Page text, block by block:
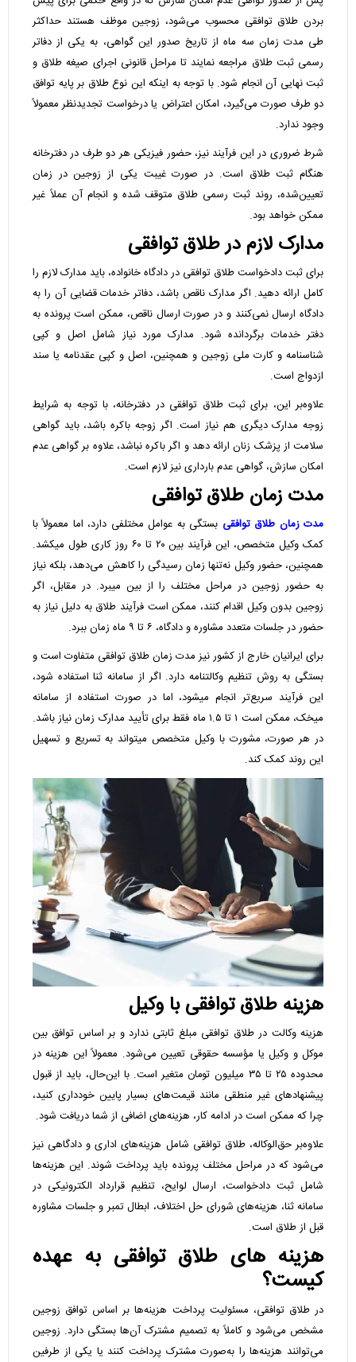
بردن طلاق توافقی محسوب می‌شود، زوجین موظف هستند حداکثر
طی مدت زمان سه ماه از تاریخ صدور این گواهی، به یکی از دفاتر
رسمی ثبت طلاق مراجعه نمایند تا مراحل قانونی اجرای صیغه طلاق و
ثبت نهایی آن انجام شود. با توجه به اینکه این نوع طلاق بر پایه توافق
دو طرف صورت می‌گیرد، امکان اعتراض یا درخواست تجدیدنظر معمولاً
وجود ندارد.
شرط ضروری در این فرآیند نیز، حضور فیزیکی هر دو طرف در دفترخانه
هنگام ثبت طلاق است. در صورت غیبت یکی از زوجین در زمان
تعیین‌شده، روند ثبت رسمی طلاق متوقف شده و انجام آن عملاً غیر
ممکن خواهد بود.
مدارک لازم در طلاق توافقی
برای ثبت دادخواست طلاق توافقی در دادگاه خانواده، باید مدارک لازم را
کامل ارائه دهید. اگر مدارک ناقص باشد، دفاتر خدمات قضایی آن را به
دادگاه ارسال نمی‌کنند و در صورت ارسال ناقص، ممکن است پرونده به
دفتر خدمات برگردانده شود. مدارک مورد نیاز شامل اصل و کپی
شناسنامه و کارت ملی زوجین و همچنین، اصل و کپی عقدنامه یا سند
ازدواج است.
علاوه‌بر این، برای ثبت طلاق توافقی در دفترخانه، با توجه به شرایط
زوجه مدارک دیگری هم نیاز است. اگر زوجه باکره باشد، باید گواهی
سلامت از پزشک زنان ارائه دهد و اگر باکره نباشد، علاوه بر گواهی عدم
امکان سازش، گواهی عدم بارداری نیز لازم است.
مدت زمان طلاق توافقی
مدت زمان طلاق توافقی بستگی به عوامل مختلفی دارد، اما معمولاً با
کمک وکیل متخصص، این فرآیند بین ۲۰ تا ۶۰ روز کاری طول میکشد.
همچنین، حضور وکیل نه‌تنها زمان رسیدگی را کاهش می‌دهد، بلکه نیاز
به حضور زوجین در مراحل مختلف را از بین میبرد. در مقابل، اگر
زوجین بدون وکیل اقدام کنند، ممکن است فرآیند طلاق به دلیل نیاز به
حضور در جلسات متعدد مشاوره و دادگاه، ۶ تا ۹ ماه زمان ببرد.
برای ایرانیان خارج از کشور نیز مدت زمان طلاق توافقی متفاوت است و
بستگی به روش تنظیم وکالتنامه دارد. اگر از سامانه ثنا استفاده شود،
این فرآیند سریع‌تر انجام میشود، اما در صورت استفاده از سامانه
میخک، ممکن است ۱ تا ۱.۵ ماه فقط برای تأیید مدارک زمان نیاز باشد.
در هر صورت، مشورت با وکیل متخصص میتواند به تسریع و تسهیل
این روند کمک کند.
هزینه طلاق توافقی با وکیل
هزینه وکالت در طلاق توافقی مبلغ ثابتی ندارد و بر اساس توافق بین
موکل و وکیل یا مؤسسه حقوقی تعیین می‌شود. معمولاً این هزینه در
محدوده ۲۵ تا ۳۵ میلیون تومان متغیر است. با این‌حال، باید از قبول
پیشنهادهای غیر منطقی مانند قیمت‌های بسیار پایین خودداری کنید،
چرا که ممکن است در ادامه کار، هزینه‌های اضافی از شما دریافت شود.
علاوه‌بر حق‌الوکاله، طلاق توافقی شامل هزینه‌های اداری و دادگاهی نیز
می‌شود که در مراحل مختلف پرونده باید پرداخت شوند. این هزینه‌ها
شامل ثبت دادخواست، ارسال لوایح، تنظیم قرارداد الکترونیکی در
سامانه ثنا، هزینه‌های شورای حل اختلاف، ابطال تمبر و جلسات مشاوره
قبل از طلاق است.
هزینه های طلاق توافقی به عهده
کیست؟
در طلاق توافقی، مسئولیت پرداخت هزینه‌ها بر اساس توافق زوجین
مشخص می‌شود و کاملاً به تصمیم مشترک آن‌ها بستگی دارد. زوجین
می‌توانند هزینه‌ها را به‌صورت مشترک پرداخت کنند یا یکی از طرفین